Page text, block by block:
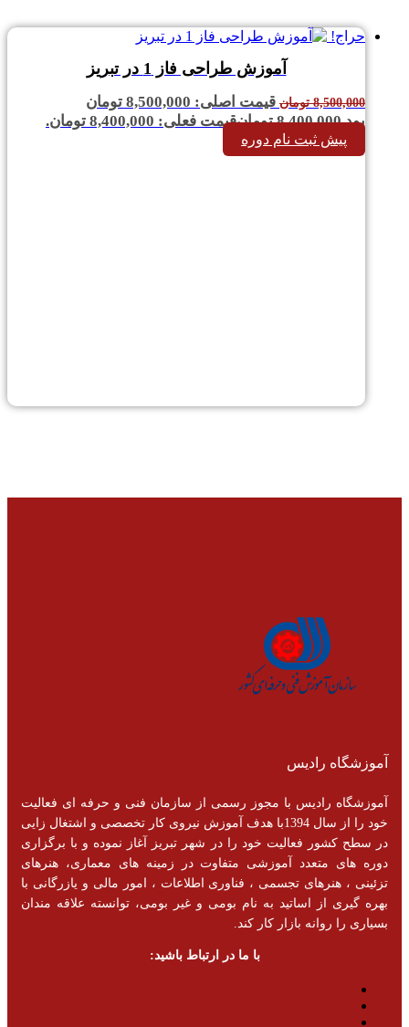
حراج!
آموزش طراحی فاز 1 در تبریز
8,500,000 تومان
قیمت اصلی: 8,500,000 تومان
بود.8,400,000 تومانقیمت فعلی: 8,400,000 تومان.
پیش ثبت نام دوره
آموزشگاه رادیس
آموزشگاه رادیس با مجوز رسمی از سازمان فنی و حرفه ای فعالیت
خود را از سال 1394با هدف آموزش نیروی کار تخصصی و اشتغال زایی
در سطح کشور فعالیت خود را در شهر تبریز آغاز نموده و با برگزاری
دوره های متعدد آموزشی متفاوت در زمینه های معماری، هنرهای
تزئینی ، هنرهای تجسمی ، فناوری اطلاعات ، امور مالی و یازرگانی با
بهره گیری از اساتید به نام بومی و غیر بومی، توانسته علاقه مندان
بسیاری را روانه بازار کار کند.
با ما در ارتباط باشید: